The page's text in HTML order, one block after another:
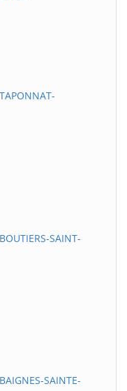
SAINT-
SAINTE-